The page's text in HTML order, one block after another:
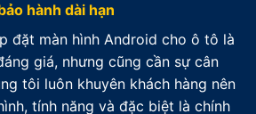
hành dài hạn
đặt màn hình Android cho ô tô là
giá, nhưng cũng cần sự cân
tôi luôn khuyên khách hàng nên
tính năng và đặc biệt là chính